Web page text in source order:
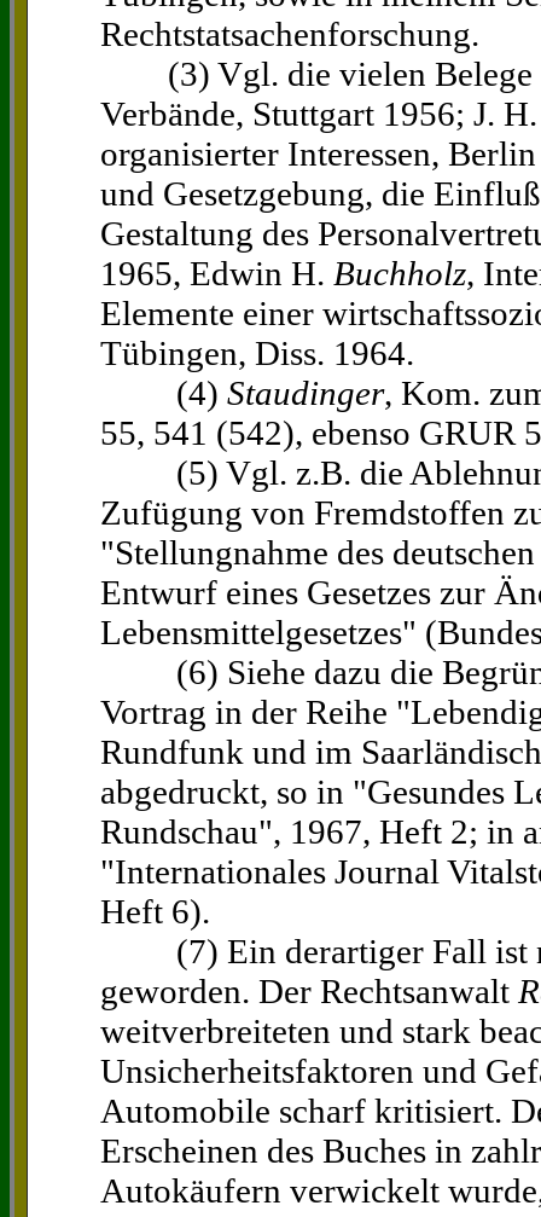
Rechtstatsachenforschung.
(3) Vgl. die vielen Belege
Verbände, Stuttgart 1956; J.
organisierter Interessen,
und Gesetzgebung, die
Gestaltung des
1965, Edwin H. Buchholz,
Elemente einer
Tübingen, Diss. 1964.
(4) Staudinger, Kom.
55, 541 (542), ebenso GRUR
(5) Vgl. z.B. die
Zufügung von Fremdstoffen
"Stellungnahme des
Entwurf eines Gesetzes zur
Lebensmittelgesetzes"
(6) Siehe dazu die
Vortrag in der Reihe
Rundfunk und im
abgedruckt, so in "Gesundes
Rundschau", 1967, Heft 2; in
"Internationales Journal
Heft 6).
(7) Ein derartiger Fall ist
geworden. Der Rechtsanwalt
weitverbreiteten und stark
Unsicherheitsfaktoren und
Automobile scharf kritisiert.
Erscheinen des Buches in
Autokäufern verwickelt